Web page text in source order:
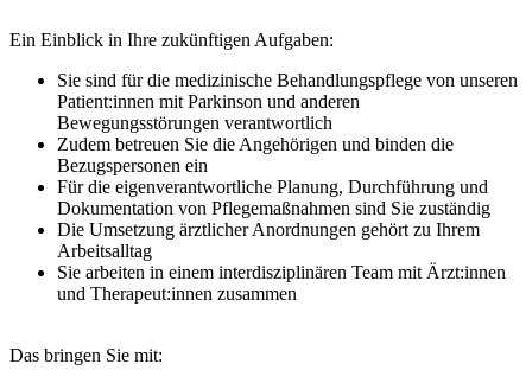
Ein Einblick in Ihre zukünftigen Aufgaben:
Sie sind für die medizinische Behandlungspflege von unseren
Patient:innen mit Parkinson und anderen
Bewegungsstörungen verantwortlich
Zudem betreuen Sie die Angehörigen und binden die
Bezugspersonen ein
Für die eigenverantwortliche Planung, Durchführung und
Dokumentation von Pflegemaßnahmen sind Sie zuständig
Die Umsetzung ärztlicher Anordnungen gehört zu Ihrem
Arbeitsalltag
Sie arbeiten in einem interdisziplinären Team mit Ärzt:innen
und Therapeut:innen zusammen
Das bringen Sie mit: